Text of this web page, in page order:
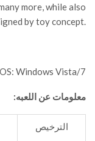
more, while also
by toy concept.
OS: Windows Vista/7
معلومات عن اللعبه:
الترخيص